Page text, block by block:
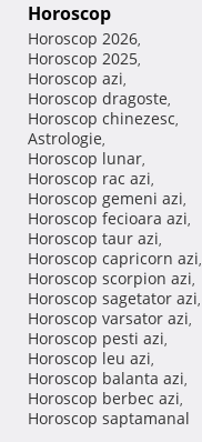
Horoscop
Horoscop 2026,
Horoscop 2025,
Horoscop azi,
Horoscop dragoste,
Horoscop chinezesc,
Astrologie,
Horoscop lunar,
Horoscop rac azi,
Horoscop gemeni azi,
Horoscop fecioara azi,
Horoscop taur azi,
Horoscop capricorn azi,
Horoscop scorpion azi,
Horoscop sagetator azi,
Horoscop varsator azi,
Horoscop pesti azi,
Horoscop leu azi,
Horoscop balanta azi,
Horoscop berbec azi,
Horoscop saptamanal